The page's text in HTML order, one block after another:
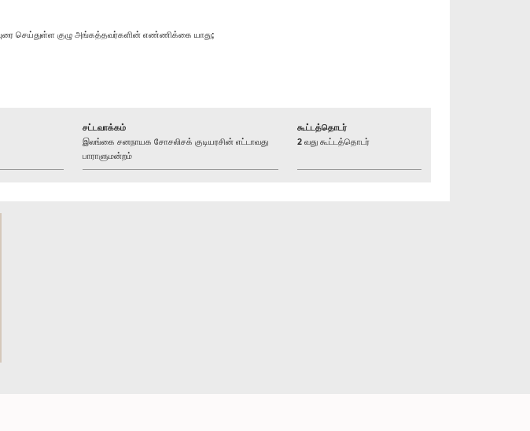
செய்துள்ள குழு அங்கத்தவர்களின் எண்ணிக்கை யாது;
சட்டவாக்கம்
இலங்கை சனநாயக சோசலிசக் குடியரசின் எட்டாவது
பாராளுமன்றம்
கூட்டத்தொடர்
2 வது கூட்டத்தொடர்